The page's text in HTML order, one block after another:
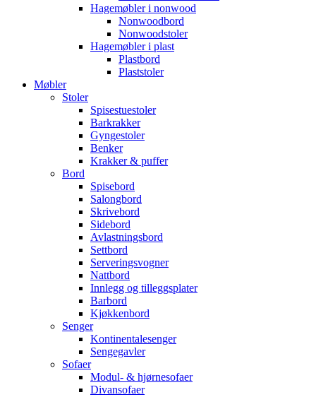
Hagemøbler i nonwood
Nonwoodbord
Nonwoodstoler
Hagemøbler i plast
Plastbord
Plaststoler
Møbler
Stoler
Spisestuestoler
Barkrakker
Gyngestoler
Benker
Krakker & puffer
Bord
Spisebord
Salongbord
Skrivebord
Sidebord
Avlastningsbord
Settbord
Serveringsvogner
Nattbord
Innlegg og tilleggsplater
Barbord
Kjøkkenbord
Senger
Kontinentalesenger
Sengegavler
Sofaer
Modul- & hjørnesofaer
Divansofaer